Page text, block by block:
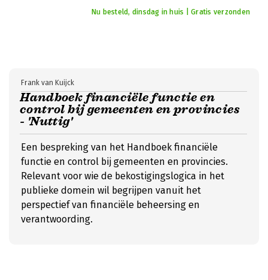
Nu besteld, dinsdag in huis | Gratis verzonden
Handboek financiële functie en
control bij gemeenten en provincies
- 'Nuttig'
Frank van Kuijck
Een bespreking van het Handboek financiële
functie en control bij gemeenten en provincies.
Relevant voor wie de bekostigingslogica in het
publieke domein wil begrijpen vanuit het
perspectief van financiële beheersing en
verantwoording.